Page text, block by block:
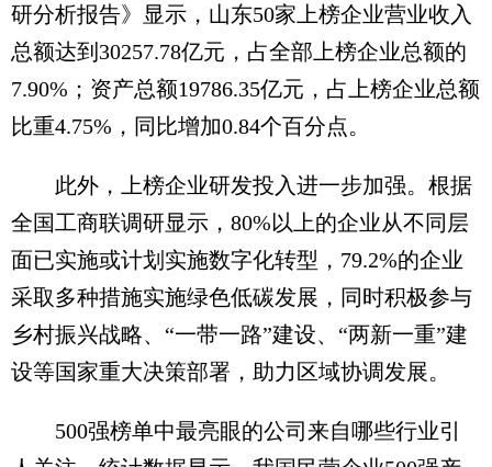
研分析报告》显示，山东50家上榜企业营业收入
总额达到30257.78亿元，占全部上榜企业总额的
7.90%；资产总额19786.35亿元，占上榜企业总额
比重4.75%，同比增加0.84个百分点。
此外，上榜企业研发投入进一步加强。根据
全国工商联调研显示，80%以上的企业从不同层
面已实施或计划实施数字化转型，79.2%的企业
采取多种措施实施绿色低碳发展，同时积极参与
乡村振兴战略、“一带一路”建设、“两新一重”建
设等国家重大决策部署，助力区域协调发展。
500强榜单中最亮眼的公司来自哪些行业引